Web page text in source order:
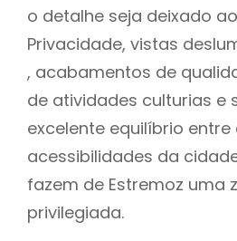
o detalhe seja deixado
Privacidade, vistas
, acabamentos de
de atividades culturias e
excelente equilíbrio entre
acessibilidades da
fazem de Estremoz uma
privilegiada.